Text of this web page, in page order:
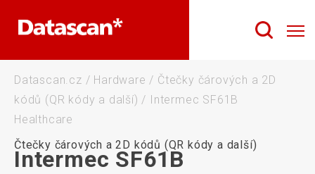
Datascan.cz / Hardware / Čtečky čárových a 2D
kódů (QR kódy a další) / Intermec SF61B
Healthcare
Čtečky čárových a 2D kódů (QR kódy a další)
Intermec SF61B